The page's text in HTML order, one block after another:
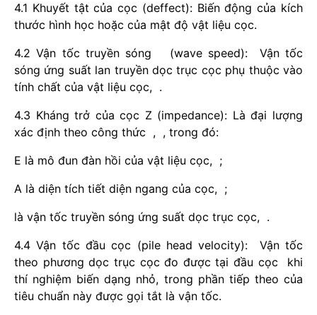
4.1 Khuyết tật của cọc (deffect): Biến động của kích
thước hình học hoặc của mật độ vật liệu cọc.
4.2 Vận tốc truyền sóng (wave speed): Vận tốc
sóng ứng suất lan truyền dọc trục cọc phụ thuộc vào
tính chất của vật liệu cọc, .
4.3 Kháng trở của cọc Z (impedance): Là đại lượng
xác định theo công thức , , trong đó:
E là mô đun đàn hồi của vật liệu cọc, ;
A là diện tích tiết diện ngang của cọc, ;
là vận tốc truyền sóng ứng suất dọc trục cọc, .
4.4 Vận tốc đầu cọc (pile head velocity): Vận tốc
theo phương dọc trục cọc đo được tại đầu cọc khi
thí nghiệm biến dạng nhỏ, trong phần tiếp theo của
tiêu chuẩn này được gọi tắt là vận tốc.